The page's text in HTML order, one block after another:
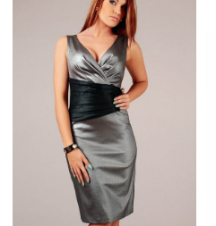
SUKIENKI TRAPEZOWE
Z KRÓTKIM RĘAWEM